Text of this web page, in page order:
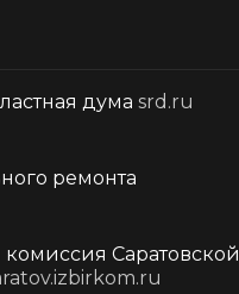
дума srd.ru
ремонта
комиссия Саратовской